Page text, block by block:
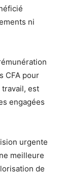
ni
CFA pour
est
engagées
urgente
meilleure
de